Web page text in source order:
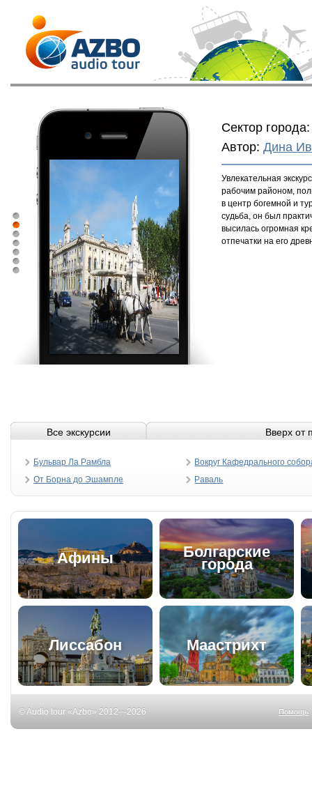
Сектор
Автор: Дина
Увлекательная
рабочим районом,
в центр богемной и
судьба, он был
высилась огромная
отпечатки на его
Все экскурсии Вверх от
Бульвар Ла Рамбла
Вокруг Кафедрального
От Борна до Эшампле
Раваль
Афины Болгарские
города
Лиссабон Маастрихт
Помощь
© Audio tour «Azbo» 2012—2026